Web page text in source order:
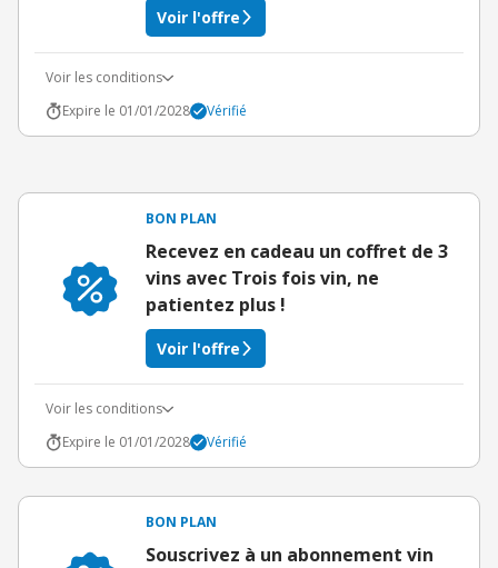
Voir l'offre
Voir les conditions
Expire le 01/01/2028
Vérifié
BON PLAN
Recevez en cadeau un coffret de 3
vins avec Trois fois vin, ne
patientez plus !
Voir l'offre
Voir les conditions
Expire le 01/01/2028
Vérifié
BON PLAN
Souscrivez à un abonnement vin